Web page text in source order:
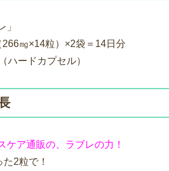
㎎×14粒）×2袋＝14日分
ードカプセル）
ケア通販の、ラブレの力！
2粒で！